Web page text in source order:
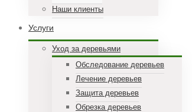
Наши клиенты
Услуги
Уход за деревьями
Обследование деревьев
Лечение деревьев
Защита деревьев
Обрезка деревьев